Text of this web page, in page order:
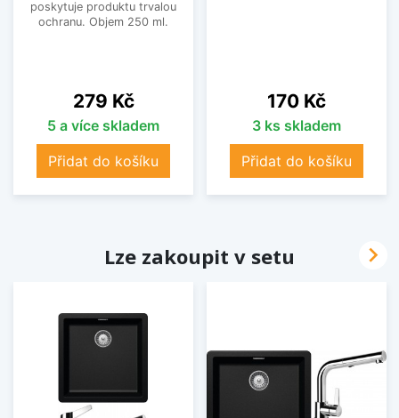
poskytuje produktu trvalou
ochranu. Objem 250 ml.
Cena
279 Kč
5 a více skladem
Přidat do košíku
Cena
170 Kč
3 ks skladem
Přidat do košíku
Lze zakoupit v setu 